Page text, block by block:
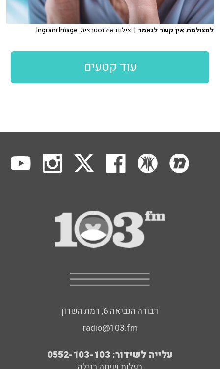
למצולמת אין קשר לנאמר | צילום אילוסטרציה: Ingram Image
עוד קטעים
דבורה הנביאה 6, רמת השרון
radio@103.fm
עלייה לשידור: 0552-103-103